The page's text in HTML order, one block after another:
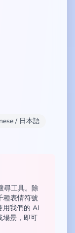
/ 日本語
尋工具。除
種表情符號
用我們的 AI
場景，即可